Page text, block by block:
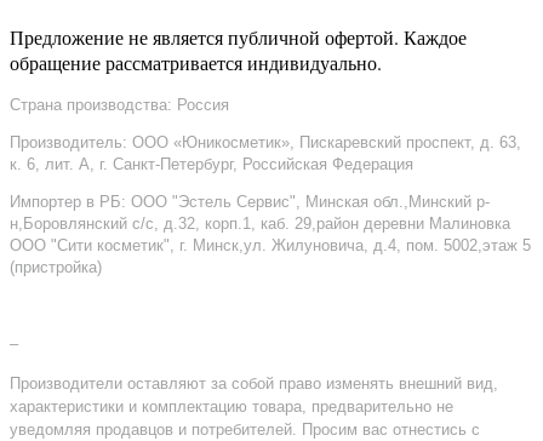
Предложение не является публичной офертой. Каждое
обращение рассматривается индивидуально.
Страна производства: Россия
Производитель: ООО «Юникосметик», Пискаревский проспект, д. 63,
к. 6, лит. А, г. Санкт-Петербург, Российская Федерация
Импортер в РБ: ООО "Эстель Сервис", Минская обл.,Минский р-
н,Боровлянский с/с, д.32, корп.1, каб. 29,район деревни Малиновка
ООО "Сити косметик", г. Минск,ул. Жилуновича, д.4, пом. 5002,этаж 5
(пристройка)
–
Производители оставляют за собой право изменять внешний вид,
характеристики и комплектацию товара, предварительно не
уведомляя продавцов и потребителей. Просим вас отнестись с